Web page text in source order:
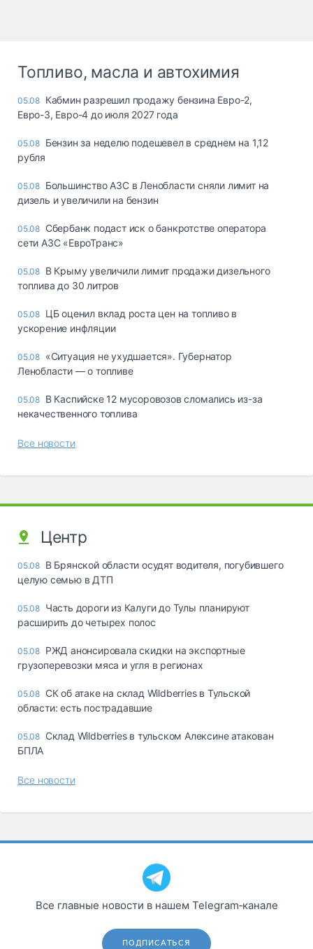
Топливо, масла и автохимия
05.08 Кабмин разрешил продажу бензина Евро-2,
Евро-3, Евро-4 до июля 2027 года
05.08 Бензин за неделю подешевел в среднем на 1,12
рубля
05.08 Большинство АЗС в Ленобласти сняли лимит на
дизель и увеличили на бензин
05.08 Сбербанк подаст иск о банкротстве оператора
сети АЗС «ЕвроТранс»
05.08 В Крыму увеличили лимит продажи дизельного
топлива до 30 литров
05.08 ЦБ оценил вклад роста цен на топливо в
ускорение инфляции
05.08 «Ситуация не ухудшается». Губернатор
Ленобласти — о топливе
05.08 В Каспийске 12 мусоровозов сломались из-за
некачественного топлива
Все новости
Центр
05.08 В Брянской области осудят водителя, погубившего
целую семью в ДТП
05.08 Часть дороги из Калуги до Тулы планируют
расширить до четырех полос
05.08 РЖД анонсировала скидки на экспортные
грузоперевозки мяса и угля в регионах
05.08 СК об атаке на склад Wildberries в Тульской
области: есть пострадавшие
05.08 Склад Wildberries в тульском Алексине атакован
БПЛА
Все новости
Все главные новости в нашем Telegram‑канале
ПОДПИСАТЬСЯ